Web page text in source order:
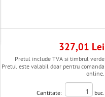
327,01 Lei
Pretul include TVA si timbrul verde
Pretul este valabil doar pentru comanda
online.
Cantitate: buc.